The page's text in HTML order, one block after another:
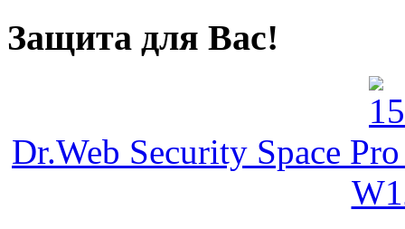
Защита для Вас!
Dr.Web Security Space